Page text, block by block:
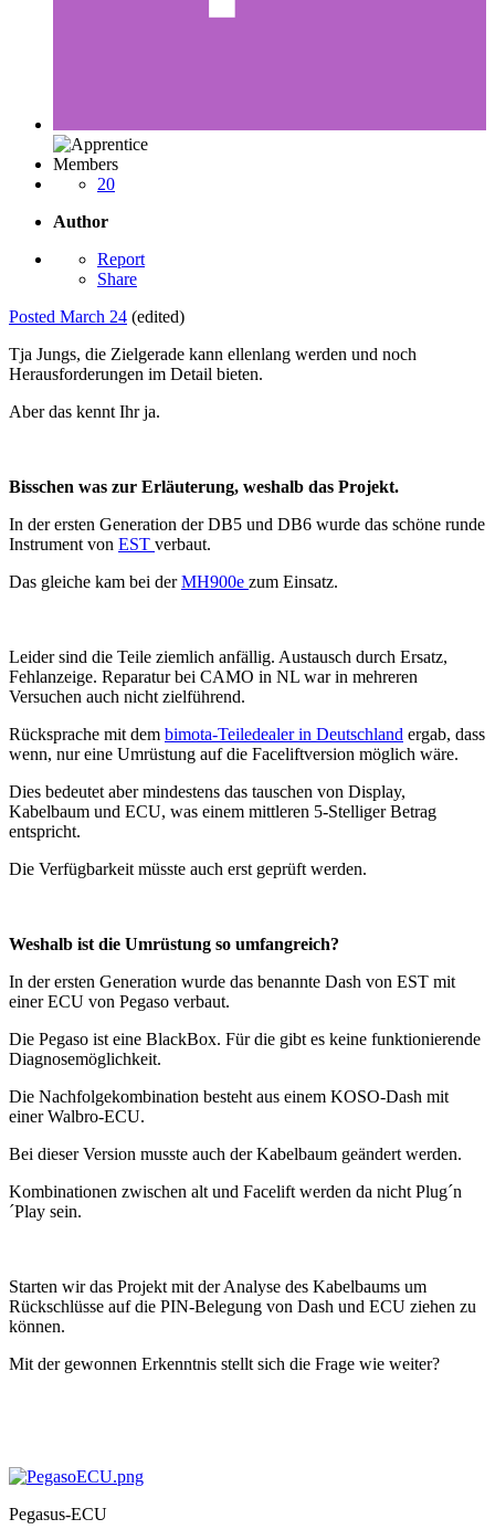
Members
20
Author
Report
Share
Posted March 24 (edited)
Tja Jungs, die Zielgerade kann ellenlang werden und noch
Herausforderungen im Detail bieten.
Aber das kennt Ihr ja.
Bisschen was zur Erläuterung, weshalb das Projekt.
In der ersten Generation der DB5 und DB6 wurde das schöne runde
Instrument von EST verbaut.
Das gleiche kam bei derMH900e zum Einsatz.
Leider sind die Teile ziemlich anfällig. Austausch durch Ersatz,
Fehlanzeige. Reparatur bei CAMO in NL war in mehreren
Versuchen auch nicht zielführend.
Rücksprache mit dem bimota-Teiledealer in Deutschland ergab, dass
wenn, nur eine Umrüstung auf die Faceliftversion möglich wäre.
Dies bedeutet aber mindestens das tauschen von Display,
Kabelbaum und ECU, was einem mittleren 5-Stelliger Betrag
entspricht.
Die Verfügbarkeit müsste auch erst geprüft werden.
Weshalb ist die Umrüstung so umfangreich?
In der ersten Generation wurde das benannte Dash von EST mit
einer ECU von Pegaso verbaut.
Die Pegaso ist eine BlackBox. Für die gibt es keine funktionierende
Diagnosemöglichkeit.
Die Nachfolgekombination besteht aus einem KOSO-Dash mit
einer Walbro-ECU.
Bei dieser Version musste auch der Kabelbaum geändert werden.
Kombinationen zwischen alt und Facelift werden da nicht Plug´n
´Play sein.
Starten wir das Projekt mit der Analyse des Kabelbaums um
Rückschlüsse auf die PIN-Belegung von Dash und ECU ziehen zu
können.
Mit der gewonnen Erkenntnis stellt sich die Frage wie weiter?
Pegasus-ECU